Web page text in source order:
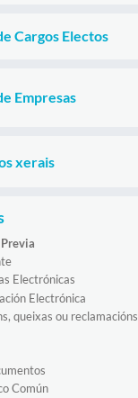
Cargos Electos
Empresas
xerais
Electrónicas
Electrónica
queixas ou reclamacións
Común